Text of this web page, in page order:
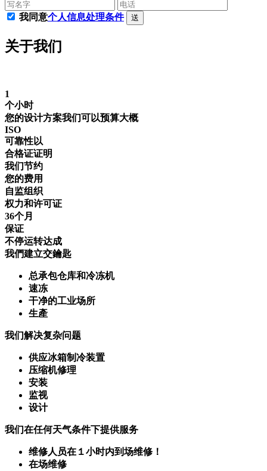
我同意个人信息处理条件 送
关于我们
1
个小时
您的设计方案我们可以预算大概
ISO
可靠性以
合格证证明
我们节约
您的费用
自监组织
权力和许可证
36个月
保证
不停运转达成
我們建立交鑰匙
总承包仓库和冷冻机
速冻
干净的工业场所
生產
我们解决复杂问题
供应冰箱制冷装置
压缩机修理
安装
监视
设计
我们在任何天气条件下提供服务
维修人员在１小时内到场维修！
在场维修